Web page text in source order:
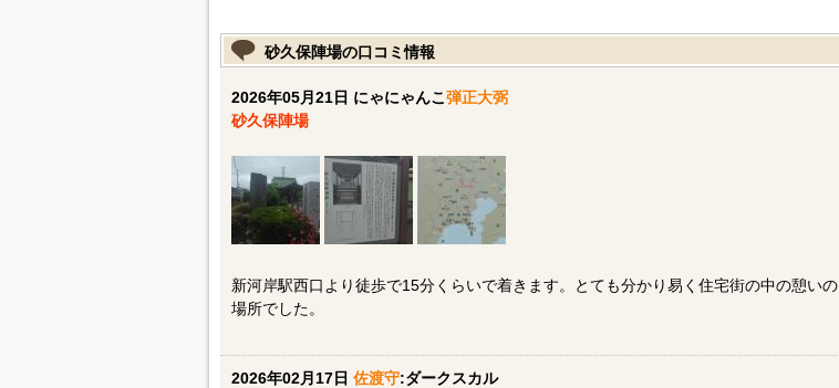
砂久保陣場の口コミ情報
2026年05月21日 にゃにゃんこ弾正大弼
砂久保陣場
新河岸駅西口より徒歩で15分くらいで着きます。とても分かり易く住宅街の中の憩いの
場所でした。
2026年02月17日 佐渡守:ダークスカル